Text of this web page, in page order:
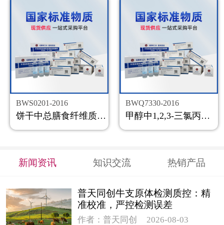
BWS0201-2016
饼干中总膳食纤维质控样品
BWQ7330-2016
甲醇中1,2,3-三氯丙烷溶液标准物质
新闻资讯 知识交流 热销产品
普天同创牛支原体检测质控：精
准校准，严控检测误差
作者：普天同创
2026-08-03